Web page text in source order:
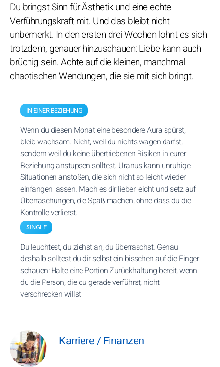
Du bringst Sinn für Ästhetik und eine echte
Verführungskraft mit. Und das bleibt nicht
unbemerkt. In den ersten drei Wochen lohnt es sich
trotzdem, genauer hinzuschauen: Liebe kann auch
brüchig sein. Achte auf die kleinen, manchmal
chaotischen Wendungen, die sie mit sich bringt.
IN EINER BEZIEHUNG
Wenn du diesen Monat eine besondere Aura spürst,
bleib wachsam. Nicht, weil du nichts wagen darfst,
sondern weil du keine übertriebenen Risiken in eurer
Beziehung anstupsen solltest. Uranus kann unruhige
Situationen anstoßen, die sich nicht so leicht wieder
einfangen lassen. Mach es dir lieber leicht und setz auf
Überraschungen, die Spaß machen, ohne dass du die
Kontrolle verlierst.
SINGLE
Du leuchtest, du ziehst an, du überraschst. Genau
deshalb solltest du dir selbst ein bisschen auf die Finger
schauen: Halte eine Portion Zurückhaltung bereit, wenn
du die Person, die du gerade verführst, nicht
verschrecken willst.
Karriere / Finanzen